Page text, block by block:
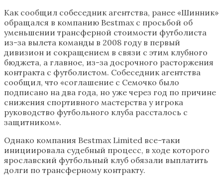
Как сообщил собеседник агентства, ранее «Шинник»
обращался в компанию Bestmax c просьбой об
уменьшении трансферной стоимости футболиста
из-за вылета команды в 2008 году в первый
дивизион и сокращением в связи с этим клубного
бюджета, а главное, из-за досрочного расторжения
контракта с футболистом. Собеседник агентства
сообщил, что «соглашение с Семочко было
подписано на два года, но уже через год по причине
снижения спортивного мастерства у игрока
руководство футбольного клуба рассталось с
защитником».
Однако компания Bestmax Limited все-таки
инициировала судебный процесс, в ходе которого
ярославский футбольный клуб обязали выплатить
долги по трансферному контракту.